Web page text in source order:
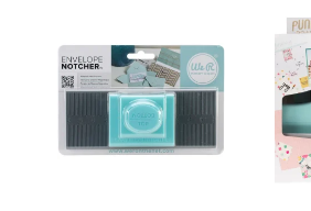
Memory
Keepers
Envelope
Notcher
Punch
cantidad